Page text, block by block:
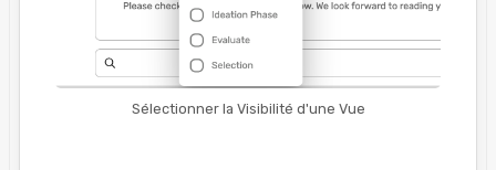
Sélectionner la Visibilité d'une Vue